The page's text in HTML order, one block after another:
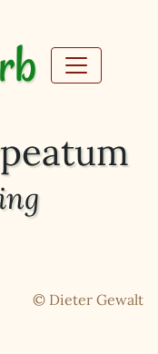
© Dieter Gewalt